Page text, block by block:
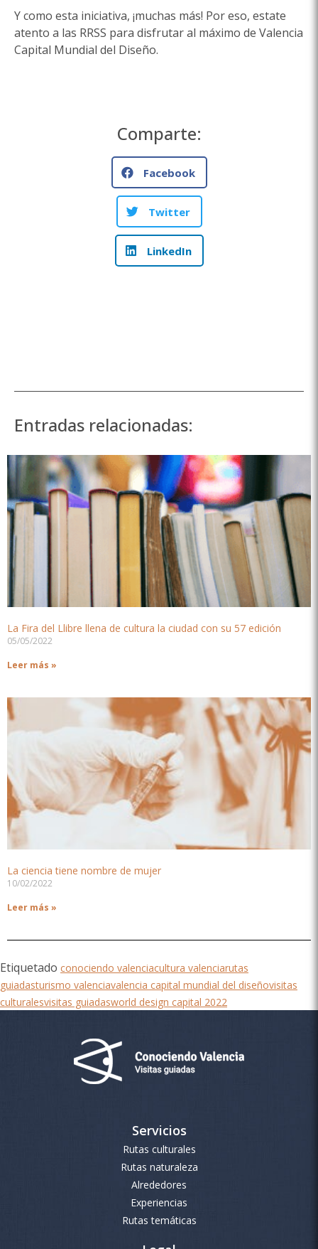
Y como esta iniciativa, ¡muchas más! Por eso, estate
atento a las RRSS para disfrutar al máximo de Valencia
Capital Mundial del Diseño.
Comparte:
Facebook
Twitter
LinkedIn
Entradas relacionadas:
La Fira del Llibre llena de cultura la ciudad con su 57 edición
05/05/2022
Leer más »
La ciencia tiene nombre de mujer
10/02/2022
Leer más »
Etiquetado conociendo valenciacultura valenciarutas
guiadasturismo valenciavalencia capital mundial del diseñovisitas
culturalesvisitas guiadasworld design capital 2022
Servicios
Rutas culturales
Rutas naturaleza
Alrededores
Experiencias
Rutas temáticas